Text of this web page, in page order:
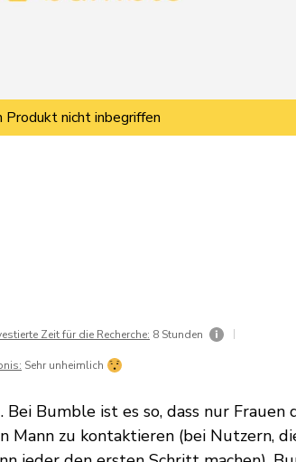
nicht inbegriffen
Zeit für die Recherche: 8 Stunden |
Sehr unheimlich
Bumble ist es so, dass nur Frauen
Mann zu kontaktieren (bei Nutzern,